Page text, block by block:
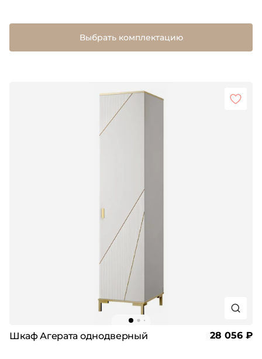
Выбрать комплектацию
Шкаф Агерата однодверный 28 056 ₽